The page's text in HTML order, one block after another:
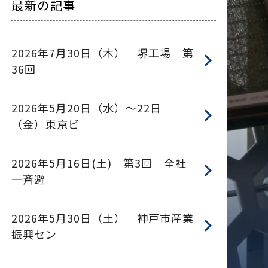
最新の記事
2026年7月30日（木） 堺工場 第
36回
2026年5月20日（水）～22日
（金）東京ビ
2026年5月16日(土) 第3回 全社
一斉避
2026年5月30日（土） 神戸市産業
振興セン